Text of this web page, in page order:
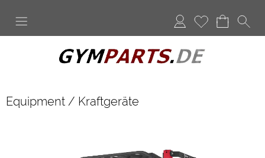
Anmelden
Merkliste
Equipment / Kraftgeräte